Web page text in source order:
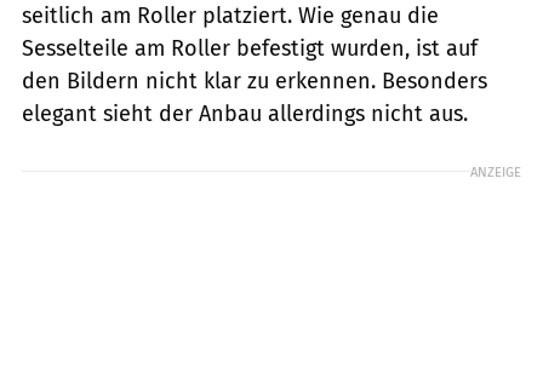
seitlich am Roller platziert. Wie genau die
Sesselteile am Roller befestigt wurden, ist auf
den Bildern nicht klar zu erkennen. Besonders
elegant sieht der Anbau allerdings nicht aus.
ANZEIGE